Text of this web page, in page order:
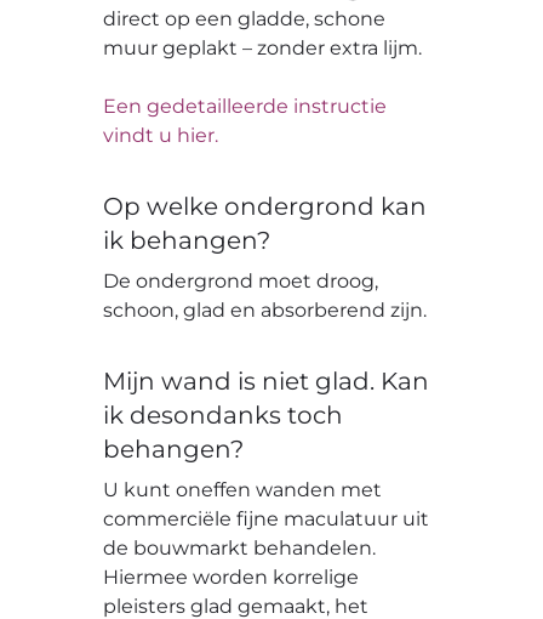
direct op een gladde, schone
muur geplakt – zonder extra lijm.
Een gedetailleerde instructie
vindt u hier.
Op welke ondergrond kan
ik behangen?
De ondergrond moet droog,
schoon, glad en absorberend zijn.
Mijn wand is niet glad. Kan
ik desondanks toch
behangen?
U kunt oneffen wanden met
commerciële fijne maculatuur uit
de bouwmarkt behandelen.
Hiermee worden korrelige
pleisters glad gemaakt, het